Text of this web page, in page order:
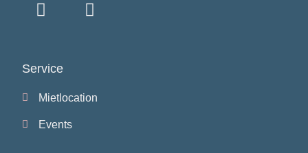
Service
Mietlocation
Events